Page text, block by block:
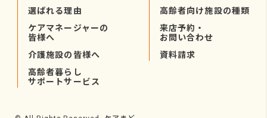
選ばれる理由
ケアマネージャーの
皆様へ
介護施設の皆様へ
高齢者暮らし
サポートサービス
高齢者向け施設の種類
来店予約・
お問い合わせ
資料請求